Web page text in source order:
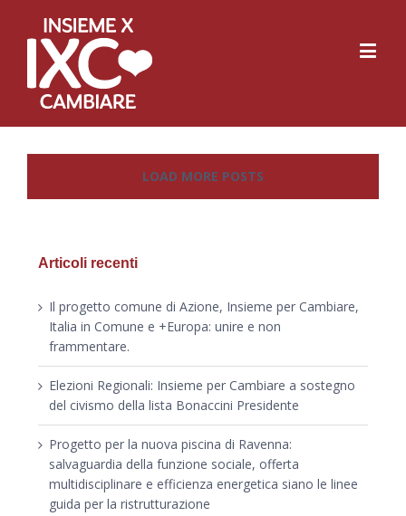
LOAD MORE POSTS
Articoli recenti
Il progetto comune di Azione, Insieme per Cambiare,
Italia in Comune e +Europa: unire e non
frammentare.
Elezioni Regionali: Insieme per Cambiare a sostegno
del civismo della lista Bonaccini Presidente
Progetto per la nuova piscina di Ravenna:
salvaguardia della funzione sociale, offerta
multidisciplinare e efficienza energetica siano le linee
guida per la ristrutturazione